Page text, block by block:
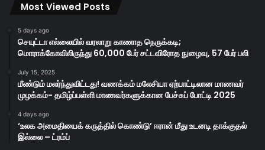
Most Viewed Posts
5 days ago
செயுட்டா எல்லையில் வரலாறு காணாத நெருக்கடி;
மொராக்கோவிலிருந்து 60,000 பேர் சட்டவிரோத நுழைவு, 57 பேர் பலி
July 15, 2025
மீண்டும் மலர்ந்துவிட்டது! வணக்கம் மலேசியா ஏற்பாட்டிலான மாணவர்
முழக்கம்- தமிழ்ப்பள்ளி மாணவர்களுக்கான பேச்சுப் போட்டி 2025
4 days ago
‘உலக அமைதியைக் கருத்தில் கொண்டு’ ஈரான் மீது உடனடி தாக்குதல்
இல்லை – ட்ரம்ப்